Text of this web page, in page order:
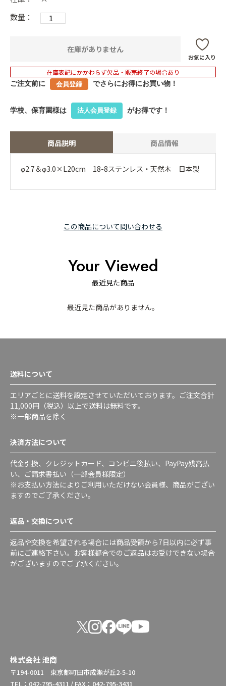
数量：
お気に入り
在庫がありません
在庫表記にかかわらず欠品・販売終了の場合あり
ご注文前に 会員登録 でさらにお得にお買い物！
学校、保育園様は 法人会員登録 がお得です！
商品説明 商品情報
φ2.7＆φ3.0×L20cm 18-8ステンレス・天然木 日本製
この商品について問い合わせる
Your Viewed
最近見た商品
最近見た商品がありません。
送料について
エリアごとに送料を設定させていただいております。ご注文合計
11,000円（税込）以上で送料は無料です。
※一部商品を除く
決済方法について
代金引換、クレジットカード、コンビニ後払い、PayPay残高払
い、ご請求書払い（一部会員様限定）
※お支払い方法によりご利用いただけない会員様、商品がござい
ますのでご了承ください。
返品・交換について
返品や交換を希望される場合には商品受領から7日以内に必ず事
前にご連絡下さい。お客様都合でのご返品はお受けできない場合
がございますのでご了承ください。
株式会社 池商
〒194-0011 東京都町田市成瀬が丘2-5-10
TEL：042-795-4311 / FAX：042-795-3431